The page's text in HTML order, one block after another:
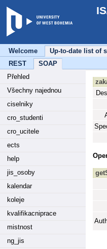
Welcome Up-to-date list of
REST
SOAP
Přehled
Všechny najednou
ciselniky
cro_studenti
cro_ucitele
ects
help
jis_osoby
kalendar
koleje
kvalifikacniprace
mistnost
ng_jis